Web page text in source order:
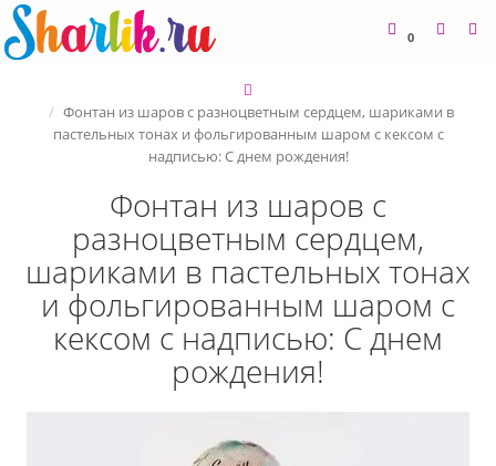
0
Фонтан из шаров с разноцветным сердцем, шариками в
пастельных тонах и фольгированным шаром с кексом с
надписью: С днем рождения!
Фонтан из шаров с
разноцветным сердцем,
шариками в пастельных тонах
и фольгированным шаром с
кексом с надписью: С днем
рождения!